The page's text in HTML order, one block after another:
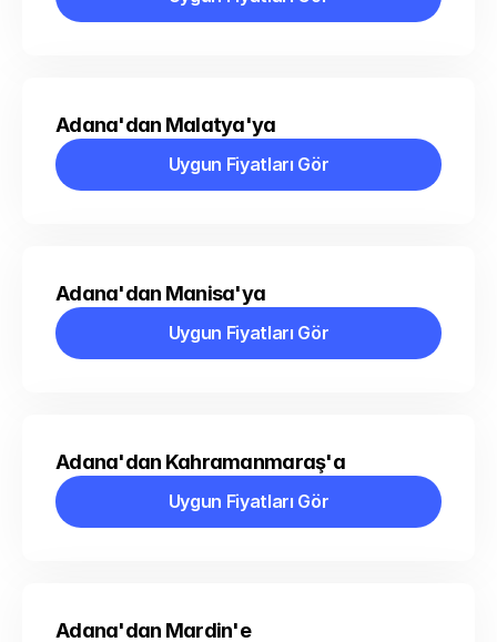
Uygun Fiyatları Gör
Adana'dan Malatya'ya
Uygun Fiyatları Gör
Uygun Fiyatları Gör
Adana'dan Manisa'ya
Uygun Fiyatları Gör
Uygun Fiyatları Gör
Adana'dan Kahramanmaraş'a
Uygun Fiyatları Gör
Uygun Fiyatları Gör
Adana'dan Mardin'e